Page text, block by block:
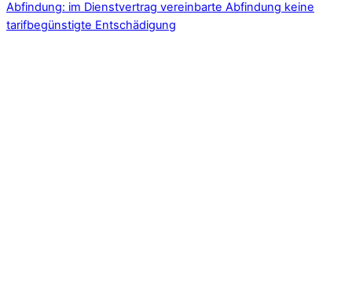
Abfindung: im Dienstvertrag vereinbarte Abfindung keine
tarifbegünstigte Entschädigung